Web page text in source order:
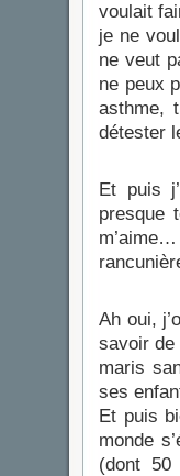
voulait
je ne
ne veut
ne peux
asthme,
détester
Et puis
presque
Ah oui,
savoir de
maris
ses
Et puis
monde
(dont 50